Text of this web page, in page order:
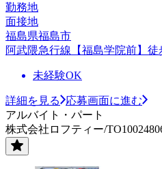
勤務地
面接地
福島県福島市
阿武隈急行線【福島学院前】徒
未経験OK
詳細を見る
応募画面に進む
アルバイト・パート
株式会社ロフティー/